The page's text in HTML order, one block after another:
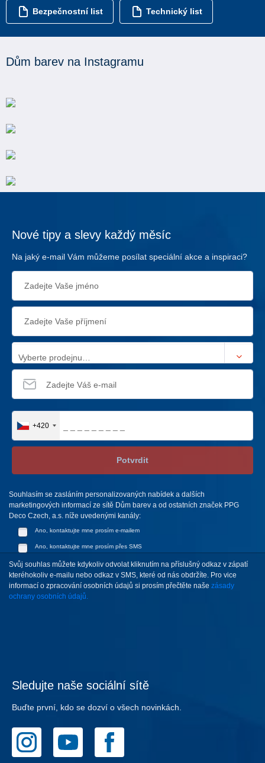
Bezpečnostní list Technický list
Dům barev na Instagramu
Nové tipy a slevy každý měsíc
Na jaký e-mail Vám můžeme posílat speciální akce a inspiraci?
Vyberte prodejnu…
+420
Potvrdit
Souhlasím se zasláním personalizovaných nabídek a dalších
marketingových informací ze sítě Dům barev a od ostatních značek PPG
Deco Czech, a.s. níže uvedenými kanály:
Ano, kontaktujte mne prosím e-mailem
Ano, kontaktujte mne prosím přes SMS
Svůj souhlas můžete kdykoliv odvolat kliknutím na příslušný odkaz v zápatí
kteréhokoliv e-mailu nebo odkaz v SMS, které od nás obdržíte. Pro vice
informací o zpracování osobních údajů si prosím přečtěte naše zásady
ochrany osobních údajů.
Sledujte naše sociální sítě
Buďte první, kdo se dozví o všech novinkách.